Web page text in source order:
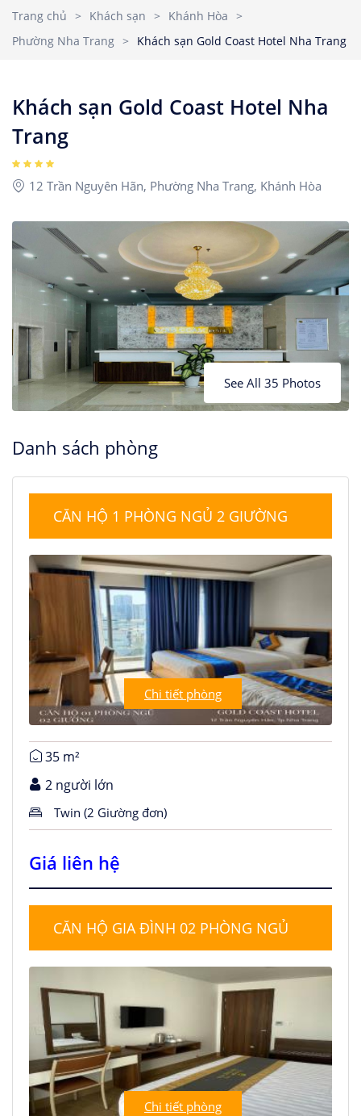
Căn hộ dịch vụ
3 4 5 6
9
10 11 12 13 14
15
23
24 25 26 27 28
29
Rooms
Trang chủ > Khách sạn > Khánh Hòa >
Phường Nha Trang > Khách sạn Gold Coast Hotel Nha Trang
Khách sạn Gold Coast Hotel Nha
Trang
12 Trần Nguyên Hãn, Phường Nha Trang, Khánh Hòa
See All 35 Photos
Danh sách phòng
CĂN HỘ 1 PHÒNG NGỦ 2 GIƯỜNG
Chi tiết phòng
35 m²
2 người lớn
Twin (2 Giường đơn)
Giá liên hệ
CĂN HỘ GIA ĐÌNH 02 PHÒNG NGỦ
Chi tiết phòng